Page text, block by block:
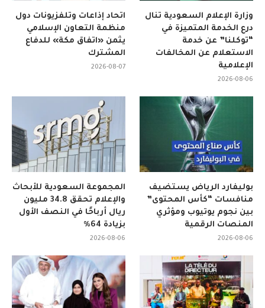
اتحاد إذاعات وتلفزيونات دول
منظمة التعاون الإسلامي
يثمن «اتفاق مكة» للدفاع
المشترك
2026-08-07
وزارة الإعلام السعودية تنال
درع الخدمة المتميزة في
“توكلنا” عن خدمة
الاستعلام عن المخالفات
الإعلامية
2026-08-06
المجموعة السعودية للأبحاث
والإعلام تحقق 34.8 مليون
ريال أرباحًا في النصف الأول
بزيادة 64%
2026-08-06
بوليفارد الرياض يستضيف
منافسات “كأس المحتوى”
بين نجوم يوتيوب ومؤثري
المنصات الرقمية
2026-08-06